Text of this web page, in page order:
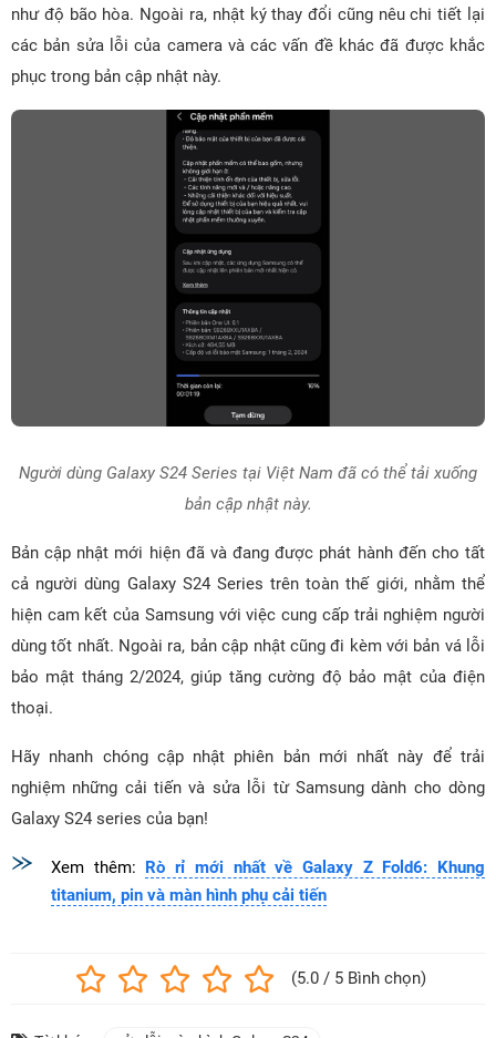
như độ bão hòa. Ngoài ra, nhật ký thay đổi cũng nêu chi tiết lại
các bản sửa lỗi của camera và các vấn đề khác đã được khắc
phục trong bản cập nhật này.
Người dùng Galaxy S24 Series tại Việt Nam đã có thể tải xuống
bản cập nhật này.
Bản cập nhật mới hiện đã và đang được phát hành đến cho tất
cả người dùng Galaxy S24 Series trên toàn thế giới, nhằm thể
hiện cam kết của Samsung với việc cung cấp trải nghiệm người
dùng tốt nhất. Ngoài ra, bản cập nhật cũng đi kèm với bản vá lỗi
bảo mật tháng 2/2024, giúp tăng cường độ bảo mật của điện
thoại.
Hãy nhanh chóng cập nhật phiên bản mới nhất này để trải
nghiệm những cải tiến và sửa lỗi từ Samsung dành cho dòng
Galaxy S24 series của bạn!
Xem thêm: Rò rỉ mới nhất về Galaxy Z Fold6: Khung
titanium, pin và màn hình phụ cải tiến
(5.0 / 5 Bình chọn)